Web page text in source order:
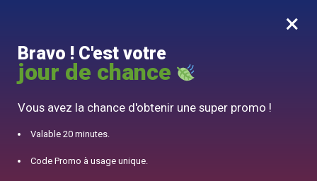
0
10% offert pour 50€ d’achats avec le code DJINN10
×
Bravo ! C'est votre
jour de chance
Vous avez la chance d'obtenir une super promo !
Valable 20 minutes.
Code Promo à usage unique.